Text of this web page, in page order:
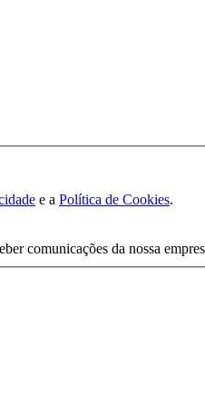
e a Política de Cookies.
comunicações da nossa